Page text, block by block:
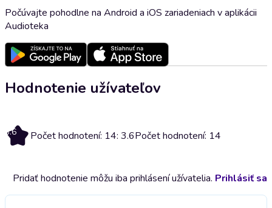
Počúvajte pohodlne na Android a iOS zariadeniach v aplikácii
Audioteka
Hodnotenie užívateľov
3.6 Počet hodnotení: 14: 3.6Počet hodnotení: 14
Pridať hodnotenie môžu iba prihlásení užívatelia. Prihlásiť sa